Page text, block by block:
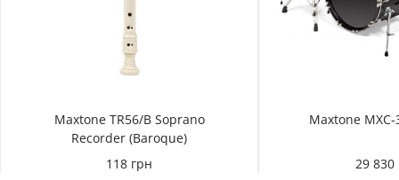
Maxtone TR56/B Soprano
Recorder (Baroque)
118 грн
Maxtone MXC-
29 830